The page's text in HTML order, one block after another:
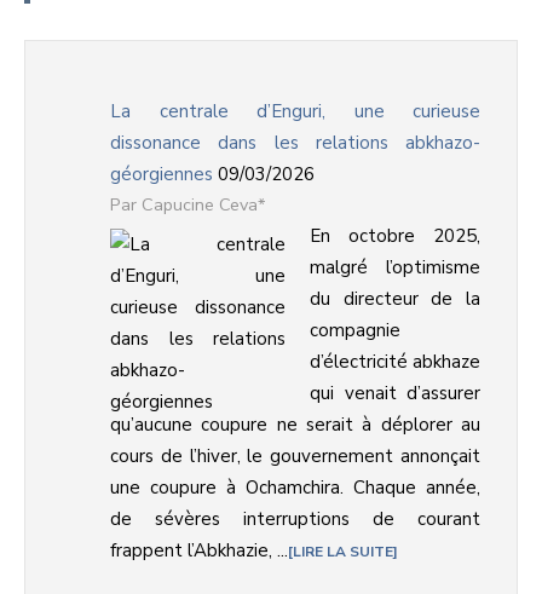
La centrale d’Enguri, une curieuse
dissonance dans les relations abkhazo-
géorgiennes 09/03/2026
Capucine Ceva*
En octobre 2025,
malgré l’optimisme
du directeur de la
compagnie
d’électricité abkhaze
qui venait d’assurer
qu’aucune coupure ne serait à déplorer au
cours de l’hiver, le gouvernement annonçait
une coupure à Ochamchira. Chaque année,
de sévères interruptions de courant
frappent l’Abkhazie, ... LIRE LA SUITE